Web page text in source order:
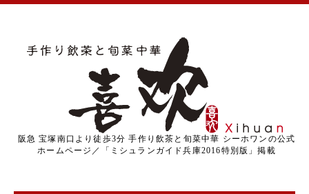
阪急 宝塚南口より徒歩3分 手作り飲茶と旬菜中華 シーホワンの公式
ホームページ／「ミシュランガイド兵庫2016特別版」掲載